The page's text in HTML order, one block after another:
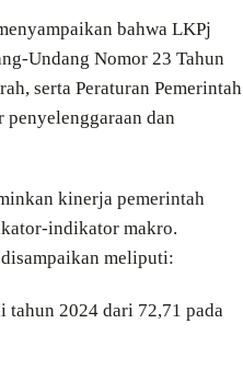
bahwa LKPj
Undang Nomor 23 Tahun
serta Peraturan Pemerintah
penyelenggaraan dan
kinerja pemerintah
indikator makro.
meliputi:
2024 dari 72,71 pada